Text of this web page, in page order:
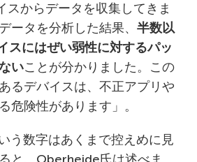
からデータを収集してきま
ータを分析した結果、 半数以
スにはぜい弱性に対するパッ
いことが分かりました。この
るデバイスは、不正アプリや
危険性があります」。
う数字はあくまで控えめに見